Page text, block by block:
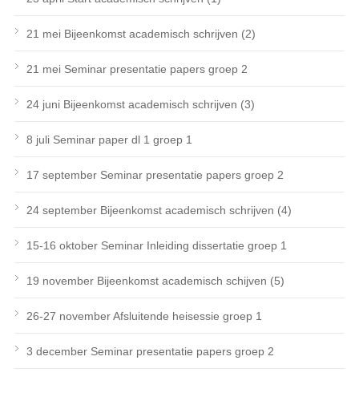
21 mei Bijeenkomst academisch schrijven (2)
21 mei Seminar presentatie papers groep 2
24 juni Bijeenkomst academisch schrijven (3)
8 juli Seminar paper dl 1 groep 1
17 september Seminar presentatie papers groep 2
24 september Bijeenkomst academisch schrijven (4)
15-16 oktober Seminar Inleiding dissertatie groep 1
19 november Bijeenkomst academisch schijven (5)
26-27 november Afsluitende heisessie groep 1
3 december Seminar presentatie papers groep 2